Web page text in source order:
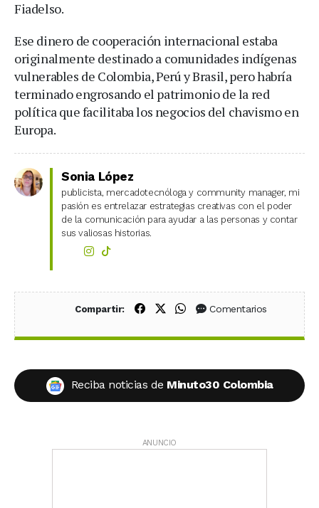
Fiadelso.
Ese dinero de cooperación internacional estaba
originalmente destinado a comunidades indígenas
vulnerables de Colombia, Perú y Brasil, pero habría
terminado engrosando el patrimonio de la red
política que facilitaba los negocios del chavismo en
Europa.
Sonia López
publicista, mercadotecnóloga y community manager, mi
pasión es entrelazar estrategias creativas con el poder
de la comunicación para ayudar a las personas y contar
sus valiosas historias.
Compartir: Compartir en Facebook
Compartir en X (Twitter)
Compartir en WhatsApp
Comentarios
Reciba noticias de Minuto30 Colombia
ANUNCIO